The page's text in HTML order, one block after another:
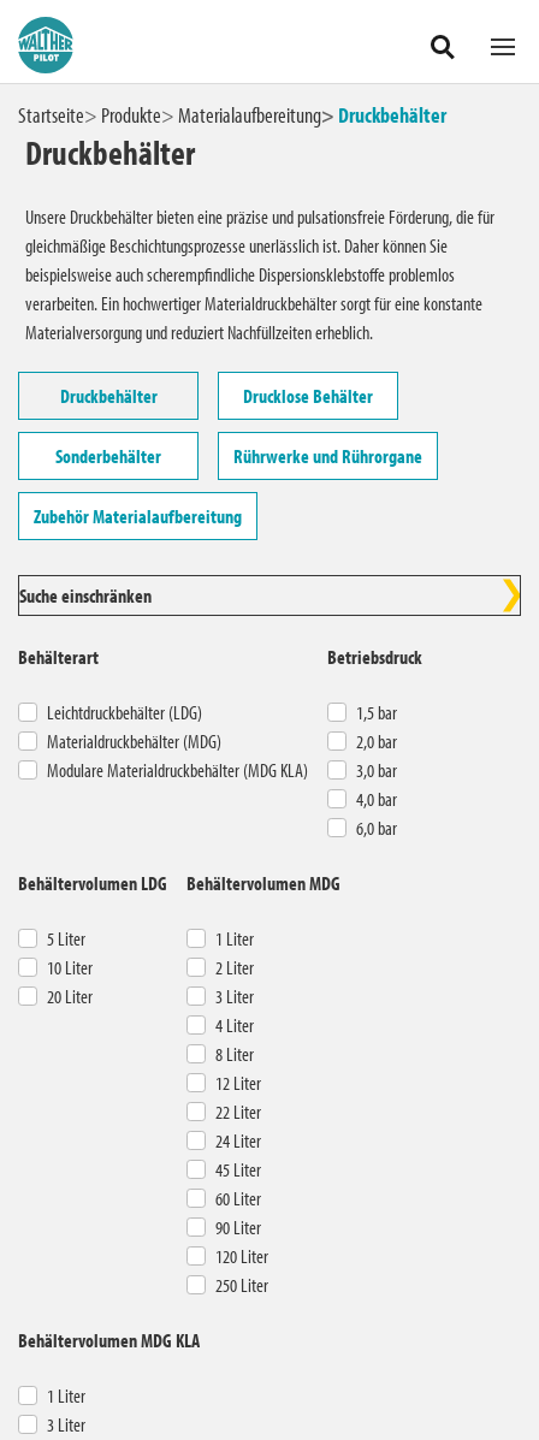
Zum Hauptinhalt springen
Heimwerker
Materialaufbereitung
Druckbehälter
Drucklose Behälter
Sonderbehälter
Rührwerke und Rührorgane
Zubehör Materialaufbereitung
Deutschland
Startseite Produkte Materialaufbereitung Druckbehälter
Druckbehälter
Unsere Druckbehälter bieten eine präzise und pulsationsfreie Förderung, die für
gleichmäßige Beschichtungsprozesse unerlässlich ist. Daher können Sie
beispielsweise auch scherempfindliche Dispersionsklebstoffe problemlos
verarbeiten. Ein hochwertiger Materialdruckbehälter sorgt für eine konstante
Materialversorgung und reduziert Nachfüllzeiten erheblich.
Druckbehälter Drucklose Behälter
Sonderbehälter Rührwerke und Rührorgane
Zubehör Materialaufbereitung
Suche einschränken
Behälterart
Leichtdruckbehälter (LDG)
Materialdruckbehälter (MDG)
Modulare Materialdruckbehälter (MDG KLA)
Betriebsdruck
1,5 bar
2,0 bar
3,0 bar
4,0 bar
6,0 bar
Behältervolumen LDG
5 Liter
10 Liter
20 Liter
Behältervolumen MDG
1 Liter
2 Liter
3 Liter
4 Liter
8 Liter
12 Liter
22 Liter
24 Liter
45 Liter
60 Liter
90 Liter
120 Liter
250 Liter
Behältervolumen MDG KLA
1 Liter
3 Liter